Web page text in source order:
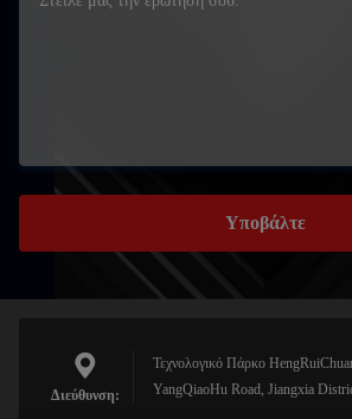
Υποβάλτε
Διεύθυνση:
Τεχνολογικό Πάρκο
YangQiaoHu Road, Jiangxia